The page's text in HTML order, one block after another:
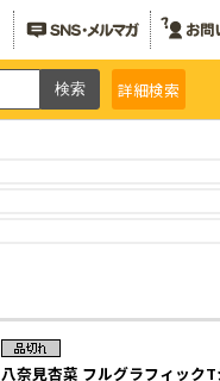
詳細検索
八奈見杏菜 フルグラフィック